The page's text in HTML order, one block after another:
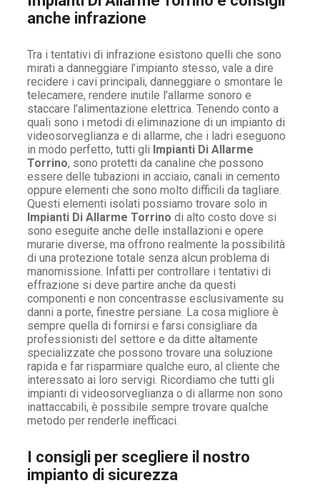
anche infrazione
Tra i tentativi di infrazione esistono quelli che sono
mirati a danneggiare l’impianto stesso, vale a dire
recidere i cavi principali, danneggiare o smontare le
telecamere, rendere inutile l’allarme sonoro e
staccare l’alimentazione elettrica. Tenendo conto a
quali sono i metodi di eliminazione di un impianto di
videosorveglianza e di allarme, che i ladri eseguono
in modo perfetto, tutti gli Impianti Di Allarme
Torrino, sono protetti da canaline che possono
essere delle tubazioni in acciaio, canali in cemento
oppure elementi che sono molto difficili da tagliare.
Questi elementi isolati possiamo trovare solo in
Impianti Di Allarme Torrino di alto costo dove si
sono eseguite anche delle installazioni e opere
murarie diverse, ma offrono realmente la possibilità
di una protezione totale senza alcun problema di
manomissione. Infatti per controllare i tentativi di
effrazione si deve partire anche da questi
componenti e non concentrasse esclusivamente su
danni a porte, finestre persiane. La cosa migliore è
sempre quella di fornirsi e farsi consigliare da
professionisti del settore e da ditte altamente
specializzate che possono trovare una soluzione
rapida e far risparmiare qualche euro, al cliente che
interessato ai loro servigi. Ricordiamo che tutti gli
impianti di videosorveglianza o di allarme non sono
inattaccabili, è possibile sempre trovare qualche
metodo per renderle inefficaci.
I consigli per scegliere il nostro
impianto di sicurezza